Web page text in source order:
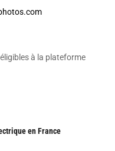
à la plateforme
en France